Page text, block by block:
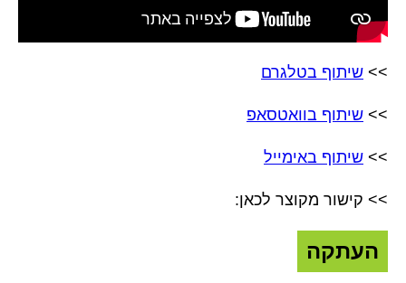
>> שיתוף בטלגרם
>> שיתוף בוואטסאפ
>> שיתוף באימייל
>> קישור מקוצר לכאן:
העתקה